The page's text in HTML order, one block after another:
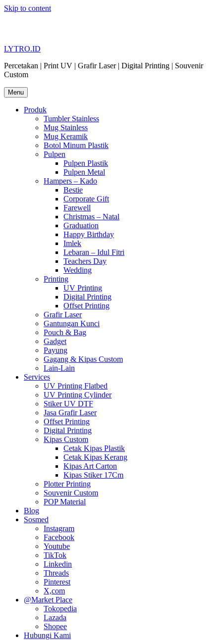
Skip to content
LYTRO.ID
Percetakan | Print UV | Grafir Laser | Digital Printing | Souvenir
Custom
Menu
Produk
Tumbler Stainless
Mug Stainless
Mug Keramik
Botol Minum Plastik
Pulpen
Pulpen Plastik
Pulpen Metal
Hampers – Kado
Bestie
Corporate Gift
Farewell
Christmas – Natal
Graduation
Happy Birthday
Imlek
Lebaran – Idul Fitri
Teachers Day
Wedding
Printing
UV Printing
Digital Printing
Offset Printing
Grafir Laser
Gantungan Kunci
Pouch & Bag
Gadget
Payung
Gagang & Kipas Custom
Lain-Lain
Services
UV Printing Flatbed
UV Printing Cylinder
Stiker UV DTF
Jasa Grafir Laser
Offset Printing
Digital Printing
Kipas Custom
Cetak Kipas Plastik
Cetak Kipas Kerang
Kipas Art Carton
Kipas Stiker 17Cm
Plotter Printing
Souvenir Custom
POP Material
Blog
Sosmed
Instagram
Facebook
Youtube
TikTok
Linkedin
Threads
Pinterest
X,com
@Market Place
Tokopedia
Lazada
Shopee
Hubungi Kami